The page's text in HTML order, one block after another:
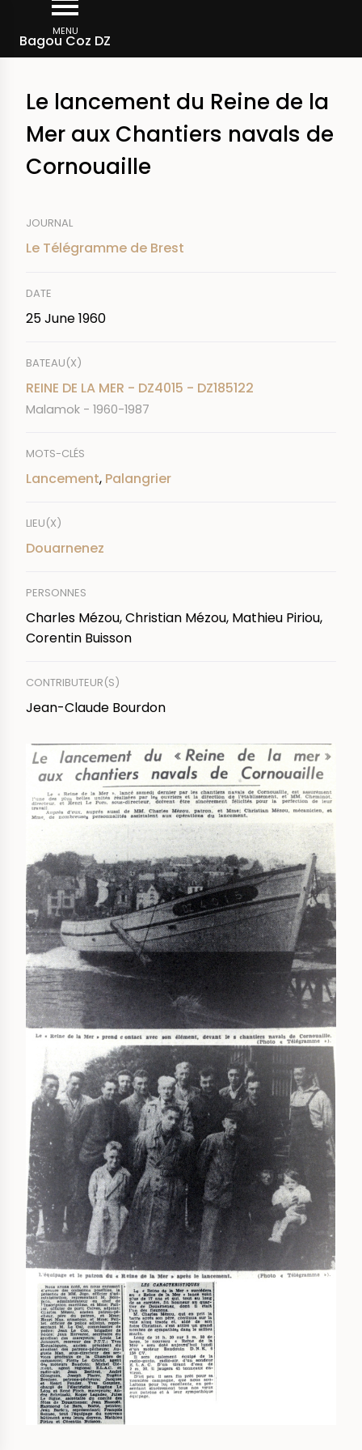
main
MENU
Bagou Coz DZ
Breadcrumb
Le lancement du Reine de la
Mer aux Chantiers navals de
Cornouaille
JOURNAL
Le Télégramme de Brest
DATE
25 June 1960
BATEAU(X)
REINE DE LA MER - DZ4015 - DZ185122
Malamok - 1960-1987
MOTS-CLÉS
Lancement, Palangrier
LIEU(X)
Douarnenez
PERSONNES
Charles Mézou, Christian Mézou, Mathieu Piriou,
Corentin Buisson
CONTRIBUTEUR(S)
Jean-Claude Bourdon
IMAGE